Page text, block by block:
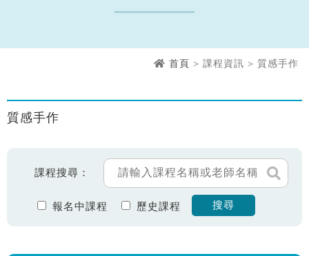
首頁 > 課程資訊 > 質感手作
質感手作
課程搜尋：
報名中課程 歷史課程 搜尋